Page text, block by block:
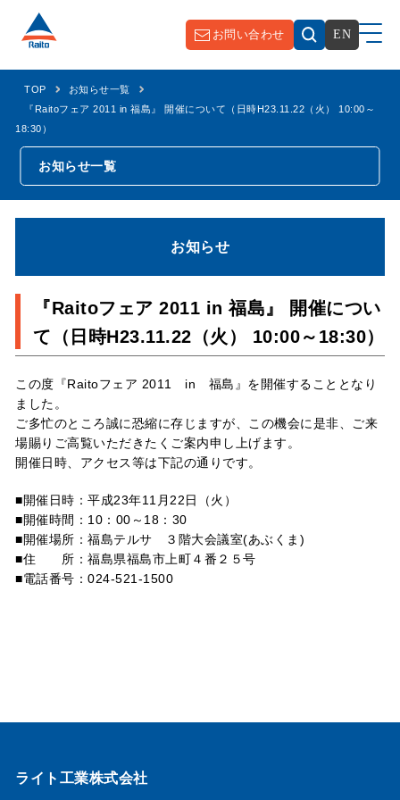
お問い合わせ EN
TOP
お知らせ一覧
『Raitoフェア 2011 in 福島』 開催について（日時H23.11.22（火） 10:00～
18:30）
お知らせ一覧
お知らせ
『Raitoフェア 2011 in 福島』 開催につい
て（日時H23.11.22（火） 10:00～18:30）
この度『Raitoフェア 2011 in 福島』を開催することとなり
ました。
ご多忙のところ誠に恐縮に存じますが、この機会に是非、ご来
場賜りご高覧いただきたくご案内申し上げます。
開催日時、アクセス等は下記の通りです。
■開催日時：平成23年11月22日（火）
■開催時間：10：00～18：30
■開催場所：福島テルサ ３階大会議室(あぶくま)
■住 所：福島県福島市上町４番２５号
■電話番号：024-521-1500
ライト工業株式会社